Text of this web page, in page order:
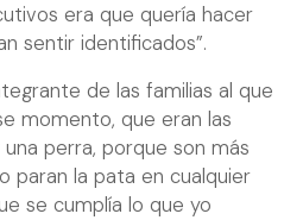
era que quería hacer
sentir identificados”.
de las familias al que
momento, que eran las
perra, porque son más
paran la pata en cualquier
se cumplía lo que yo